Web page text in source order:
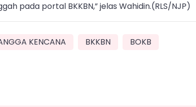
pada portal BKKBN,” jelas Wahidin.(RLS/NJP)
KENCANA BKKBN
BOKB